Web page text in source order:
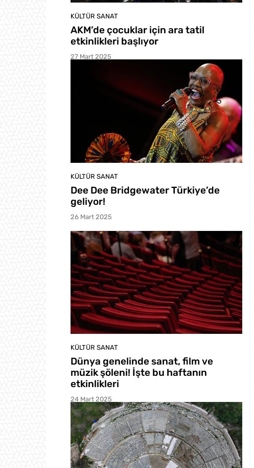
KÜLTÜR SANAT
AKM’de çocuklar için ara tatil
etkinlikleri başlıyor
27 Mart 2025
KÜLTÜR SANAT
Dee Dee Bridgewater Türkiye’de
geliyor!
26 Mart 2025
KÜLTÜR SANAT
Dünya genelinde sanat, film ve
müzik şöleni! İşte bu haftanın
etkinlikleri
24 Mart 2025